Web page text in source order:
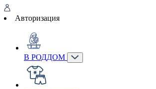
Авторизация
В РОДДОМ